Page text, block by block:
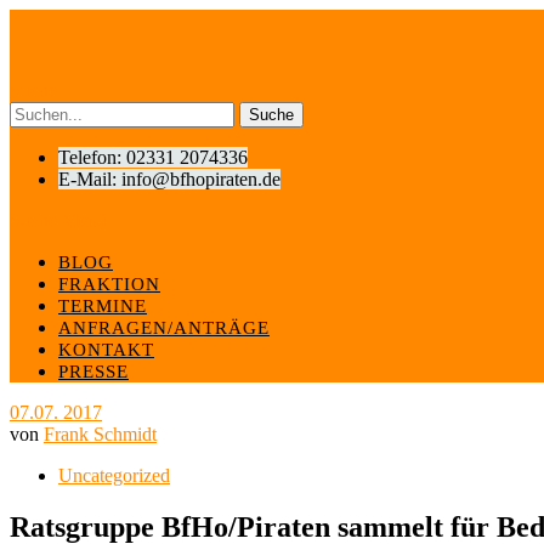
Telefon: 02331 2074336
E-Mail: info@bfhopiraten.de
BLOG
FRAKTION
TERMINE
ANFRAGEN/ANTRÄGE
KONTAKT
PRESSE
07.07. 2017
von Frank Schmidt
Uncategorized
Ratsgruppe BfHo/Piraten sammelt für